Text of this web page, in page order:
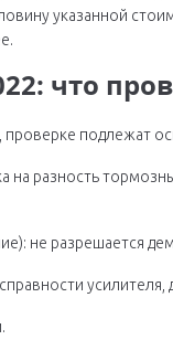
указанной
что
проверке подлежат
на разность
не разрешается